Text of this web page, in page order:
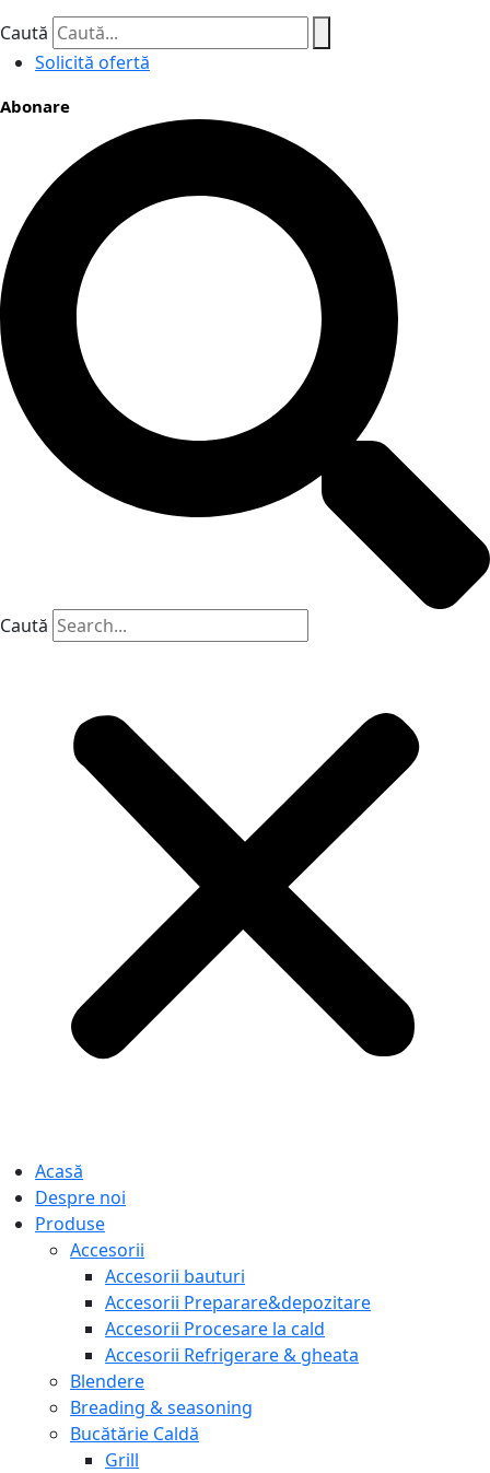
Caută
Solicită ofertă
Abonare
Caută
Acasă
Despre noi
Produse
Accesorii
Accesorii bauturi
Accesorii Preparare&depozitare
Accesorii Procesare la cald
Accesorii Refrigerare & gheata
Blendere
Breading & seasoning
Bucătărie Caldă
Grill